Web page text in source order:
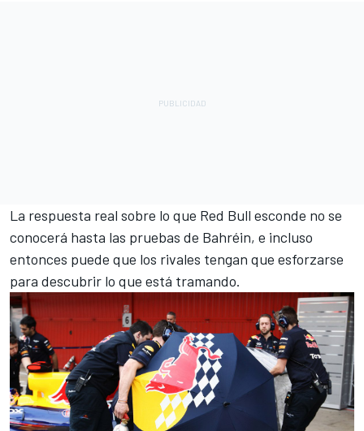
La respuesta real sobre lo que Red Bull esconde no se
conocerá hasta las pruebas de Bahréin, e incluso
entonces puede que los rivales tengan que esforzarse
para descubrir lo que está tramando.